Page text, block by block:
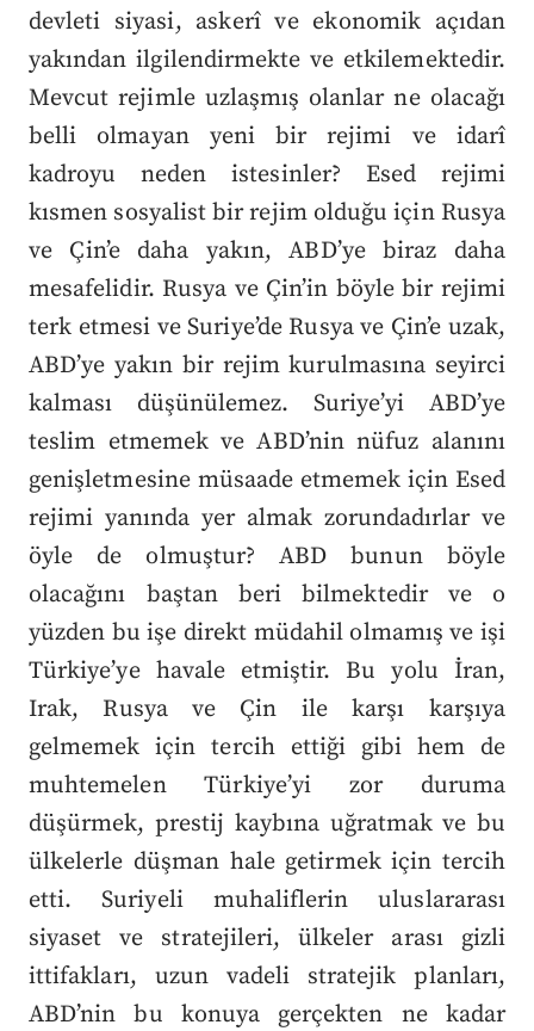
devleti siyasi, askerî ve ekonomik açıdan
yakından ilgilendirmekte ve etkilemektedir.
Mevcut rejimle uzlaşmış olanlar ne olacağı
belli olmayan yeni bir rejimi ve idarî
kadroyu neden istesinler? Esed rejimi
kısmen sosyalist bir rejim olduğu için Rusya
ve Çin’e daha yakın, ABD’ye biraz daha
mesafelidir. Rusya ve Çin’in böyle bir rejimi
terk etmesi ve Suriye’de Rusya ve Çin’e uzak,
ABD’ye yakın bir rejim kurulmasına seyirci
kalması düşünülemez. Suriye’yi ABD’ye
teslim etmemek ve ABD’nin nüfuz alanını
genişletmesine müsaade etmemek için Esed
rejimi yanında yer almak zorundadırlar ve
öyle de olmuştur? ABD bunun böyle
olacağını baştan beri bilmektedir ve o
yüzden bu işe direkt müdahil olmamış ve işi
Türkiye’ye havale etmiştir. Bu yolu İran,
Irak, Rusya ve Çin ile karşı karşıya
gelmemek için tercih ettiği gibi hem de
muhtemelen Türkiye’yi zor duruma
düşürmek, prestij kaybına uğratmak ve bu
ülkelerle düşman hale getirmek için tercih
etti. Suriyeli muhaliflerin uluslararası
siyaset ve stratejileri, ülkeler arası gizli
ittifakları, uzun vadeli stratejik planları,
ABD’nin bu konuya gerçekten ne kadar